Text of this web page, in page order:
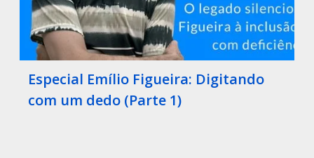
Especial Emílio Figueira: Digitando
com um dedo (Parte 1)